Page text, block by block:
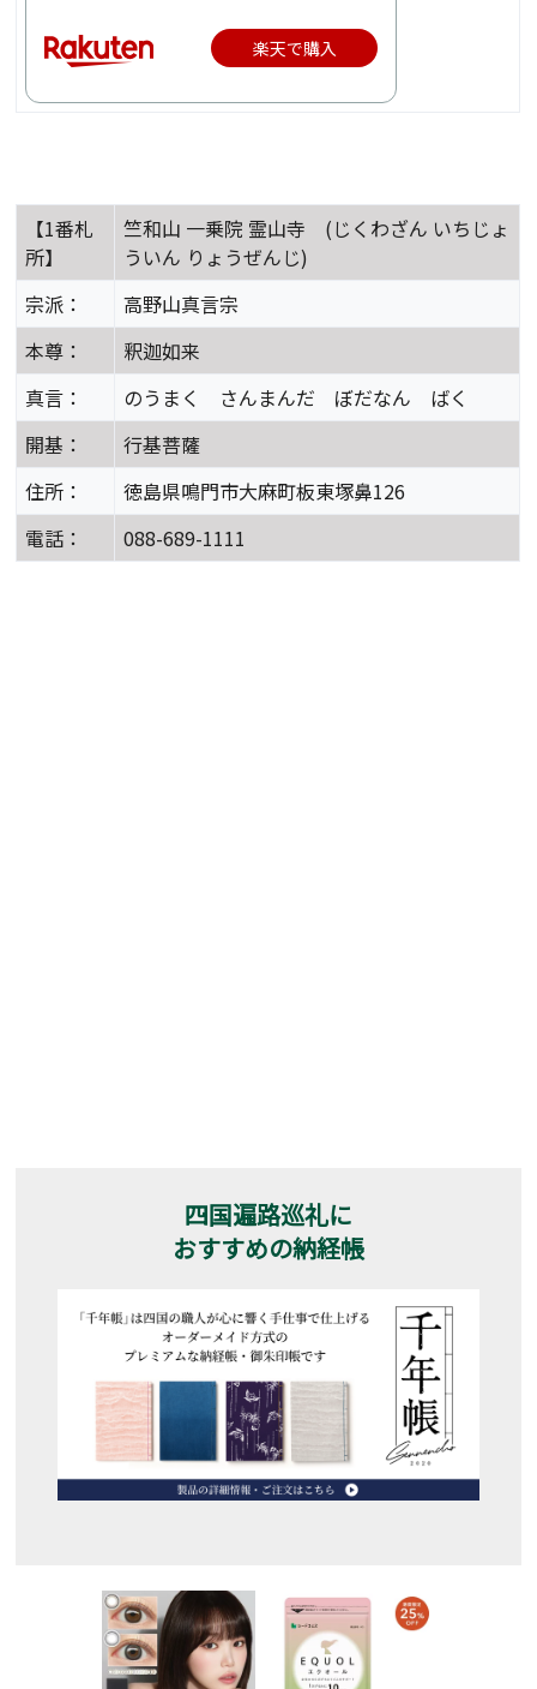
楽天で購入
【1番札
所】
竺和山 一乗院 霊山寺 (じくわざん いちじょ
ういん りょうぜんじ)
宗派：
高野山真言宗
本尊：
釈迦如来
真言：
のうまく さんまんだ ぼだなん ばく
開基：
行基菩薩
住所：
徳島県鳴門市大麻町板東塚鼻126
電話：
088-689-1111
四国遍路巡礼に
おすすめの納経帳